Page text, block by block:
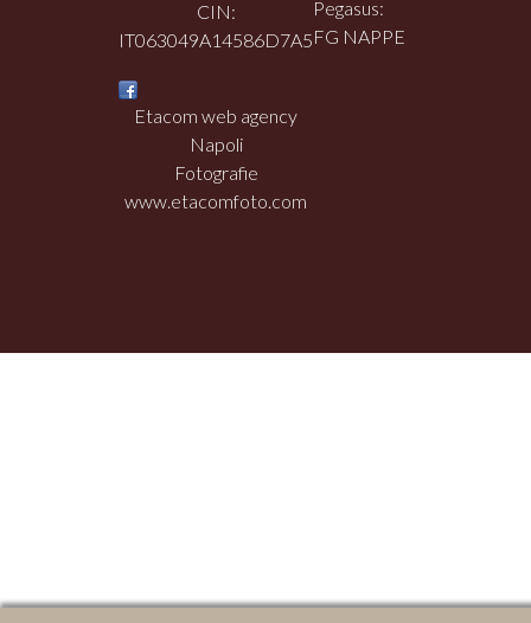
CIN:
IT063049A14586D7A5
Etacom web agency
Napoli
Fotografie
www.etacomfoto.com
Pegasus:
FG NAPPE